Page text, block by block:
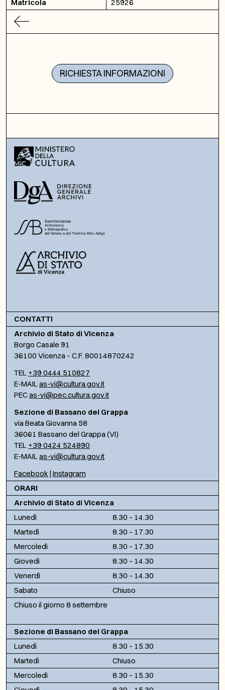
Matricola
25926
RICHIESTA INFORMAZIONI
CONTATTI
Archivio di Stato di Vicenza
Borgo Casale 91
36100 Vicenza – C.F. 80014870242
TEL +39 0444 510827
E-MAILas-vi@cultura.gov.it
PECas-vi@pec.cultura.gov.it
Sezione di Bassano del Grappa
via Beata Giovanna 58
36061 Bassano del Grappa (VI)
TEL +39 0424 524890
E-MAILas-vi@cultura.gov.it
Facebook | Instagram
ORARI
Archivio di Stato di Vicenza
Lunedì
8.30 – 14.30
Martedì
8.30 – 17.30
Mercoledì
8.30 – 17.30
Giovedì
8.30 – 14.30
Venerdì
8.30 – 14.30
Sabato
Chiuso
Chiuso il giorno 8 settembre
Sezione di Bassano del Grappa
Lunedì
8.30 – 15.30
Martedì
Chiuso
Mercoledì
8.30 – 15.30